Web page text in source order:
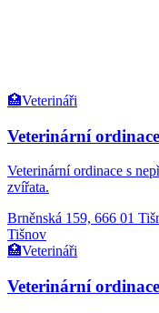
🏥Veterináři
Veterinární
Veterinární ordinace s
zvířata.
Brněnská 159, 666 01
Tišnov
🏥Veterináři
Veterinární